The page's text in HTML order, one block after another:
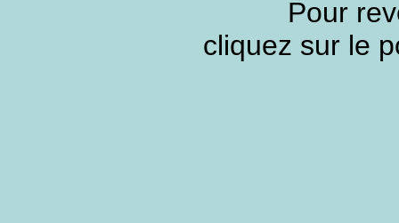
Pour
cliquez sur le